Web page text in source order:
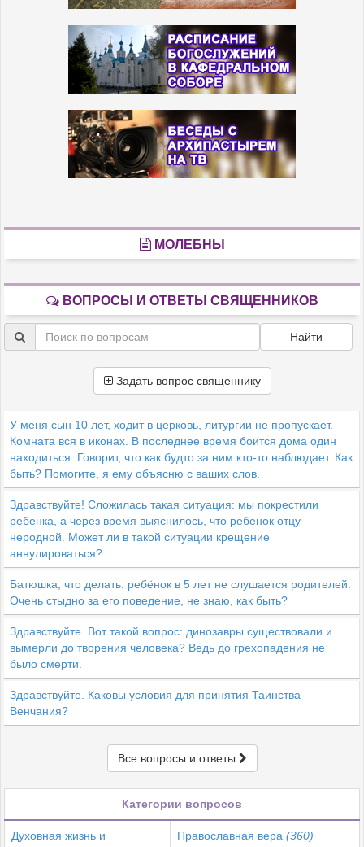
МОЛЕБНЫ
ВОПРОСЫ И ОТВЕТЫ СВЯЩЕННИКОВ
Найти
Задать вопрос священнику
У меня сын 10 лет, ходит в церковь, литургии не пропускает.
Комната вся в иконах. В последнее время боится дома один
находиться. Говорит, что как будто за ним кто-то наблюдает. Как
быть? Помогите, я ему объясню с ваших слов.
Здравствуйте! Сложилась такая ситуация: мы покрестили
ребенка, а через время выяснилось, что ребенок отцу
неродной. Может ли в такой ситуации крещение
аннулироваться?
Батюшка, что делать: ребёнок в 5 лет не слушается родителей.
Очень стыдно за его поведение, не знаю, как быть?
Здравствуйте. Вот такой вопрос: динозавры существовали и
вымерли до творения человека? Ведь до грехопадения не
было смерти.
Здравствуйте. Каковы условия для принятия Таинства
Венчания?
Все вопросы и ответы
Категории вопросов
Духовная жизнь и
Православная вера (360)